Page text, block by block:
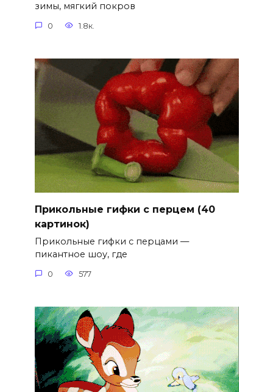
зимы, мягкий покров
0 1.8к.
Прикольные гифки с перцем (40
картинок)
Прикольные гифки с перцами —
пикантное шоу, где
0 577